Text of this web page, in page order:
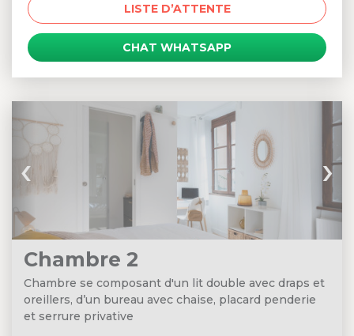
LISTE D’ATTENTE
CHAT WHATSAPP
‹ ›
Chambre 2
Chambre se composant d'un lit double avec draps et
oreillers, d’un bureau avec chaise, placard penderie
et serrure privative